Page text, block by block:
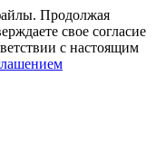
Продолжая
свое согласие
с настоящим